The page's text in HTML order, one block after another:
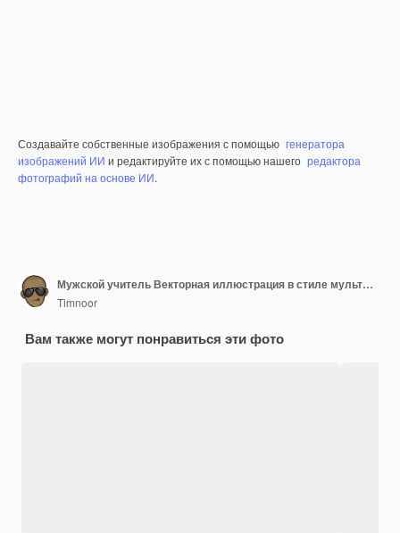
Создавайте собственные изображения с помощью генератора
изображений ИИ и редактируйте их с помощью нашего редактора
фотографий на основе ИИ.
Мужской учитель Векторная иллюстрация в стиле мультфильма
Timnoor
Вам также могут понравиться эти фото